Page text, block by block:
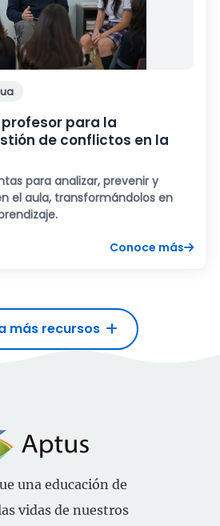
para la
de conflictos en la
para analizar, prevenir y
el aula, transformándolos en
Conoce más
más recursos
una educación de
vidas de nuestros